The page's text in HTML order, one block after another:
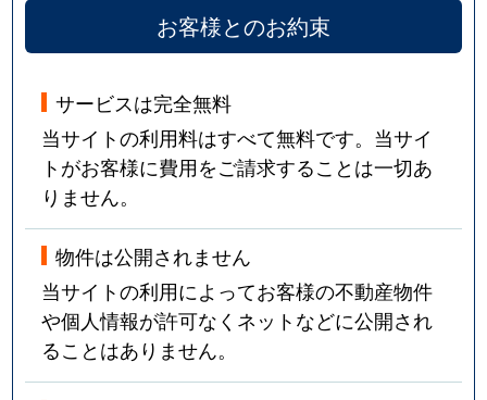
お客様とのお約束
サービスは完全無料
当サイトの利用料はすべて無料です。当サイ
トがお客様に費用をご請求することは一切あ
りません。
物件は公開されません
当サイトの利用によってお客様の不動産物件
や個人情報が許可なくネットなどに公開され
ることはありません。